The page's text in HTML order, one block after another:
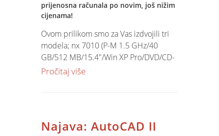
prijenosna računala po novim, još nižim
cijenama!
Ovom prilikom smo za Vas izdvojili tri
modela; nx 7010 (P-M 1.5 GHz/40
GB/512 MB/15.4"/Win XP Pro/DVD/CD-
RW 24x/NIC 10/100/modem
10/100/modem 56K/Jamstvo 1 godina)
Pročitaj više
Najava: AutoCAD II